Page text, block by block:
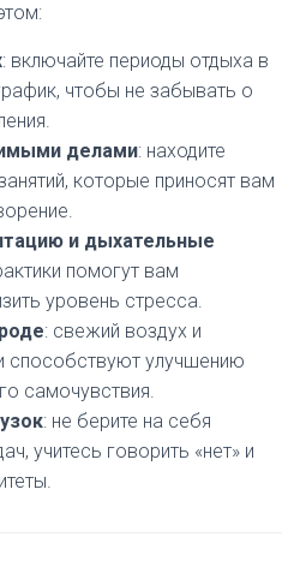
: включайте периоды отдыха в
чтобы не забывать о
делами: находите
которые приносят вам
и дыхательные
помогут вам
уровень стресса.
: свежий воздух и
способствуют улучшению
самочувствия.
: не берите на себя
учитесь говорить «нет» и